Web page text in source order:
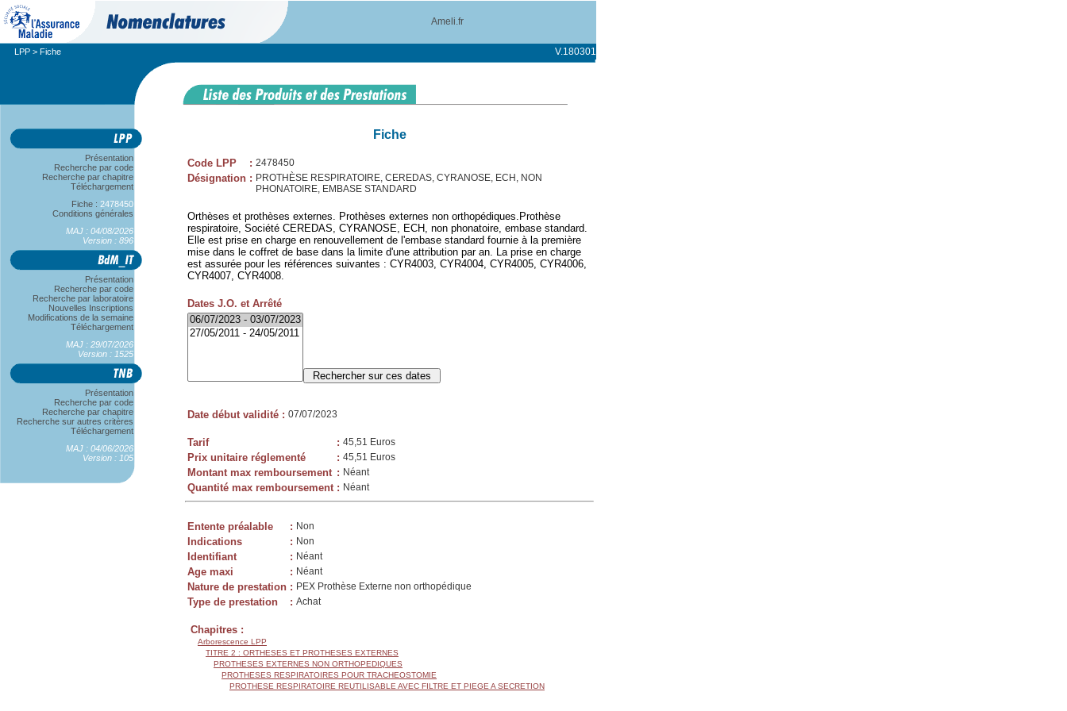
Ameli.fr
LPP > Fiche V.180301
Présentation
Recherche par code
Recherche par chapitre
Téléchargement
Fiche : 2478450
Conditions générales
MAJ : 04/08/2026
Version : 896
Présentation
Recherche par code
Recherche par laboratoire
Nouvelles Inscriptions
Modifications de la semaine
Téléchargement
MAJ : 29/07/2026
Version : 1525
Présentation
Recherche par code
Recherche par chapitre
Recherche sur autres critères
Téléchargement
MAJ : 04/06/2026
Version : 105
Fiche
Code LPP : 2478450
Désignation : PROTHÈSE RESPIRATOIRE, CEREDAS, CYRANOSE, ECH, NON
PHONATOIRE, EMBASE STANDARD
Orthèses et prothèses externes. Prothèses externes non orthopédiques.Prothèse
respiratoire, Société CEREDAS, CYRANOSE, ECH, non phonatoire, embase standard.
Elle est prise en charge en renouvellement de l'embase standard fournie à la première
mise dans le coffret de base dans la limite d'une attribution par an. La prise en charge
est assurée pour les références suivantes : CYR4003, CYR4004, CYR4005, CYR4006,
CYR4007, CYR4008.
Dates J.O. et Arrêté
Date début validité : 07/07/2023
Tarif : 45,51 Euros
Prix unitaire réglementé : 45,51 Euros
Montant max remboursement : Néant
Quantité max remboursement : Néant
Entente préalable : Non
Indications : Non
Identifiant : Néant
Age maxi : Néant
Nature de prestation : PEX Prothèse Externe non orthopédique
Type de prestation : Achat
Chapitres :
Arborescence LPP
TITRE 2 : ORTHESES ET PROTHESES EXTERNES
PROTHESES EXTERNES NON ORTHOPEDIQUES
PROTHESES RESPIRATOIRES POUR TRACHEOSTOMIE
PROTHESE RESPIRATOIRE REUTILISABLE AVEC FILTRE ET PIEGE A SECRETION